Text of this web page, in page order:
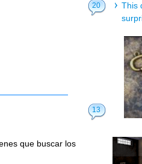
20
13
que buscar los
This